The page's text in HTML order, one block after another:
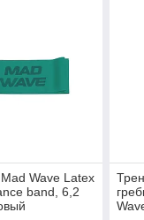
Wave Latex
band, 6,2